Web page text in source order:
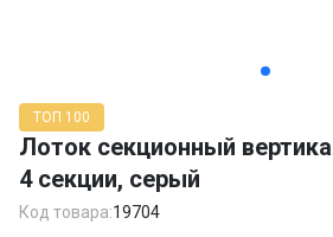
of
4
ТОП 100
Лоток секционный
4 секции, серый
Код товара:19704